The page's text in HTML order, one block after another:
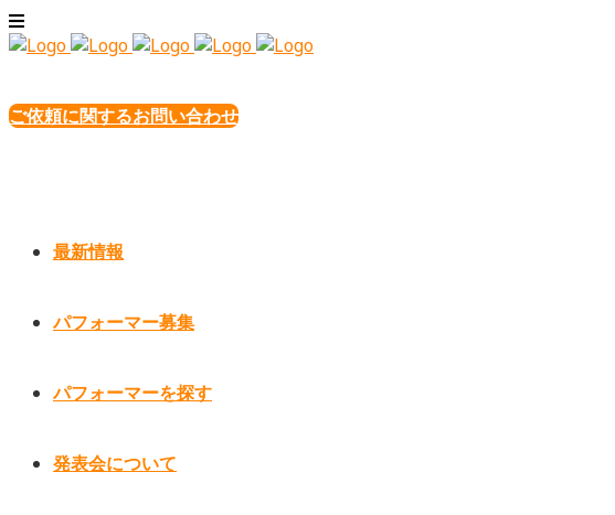
ご依頼に関するお問い合わせ
最新情報
パフォーマー募集
パフォーマーを探す
発表会について